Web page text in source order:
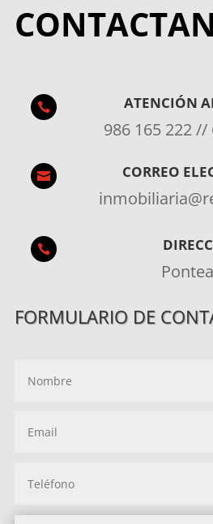
 ATENCIÓN
986 165 222 //
 CORREO

FORMULARIO DE